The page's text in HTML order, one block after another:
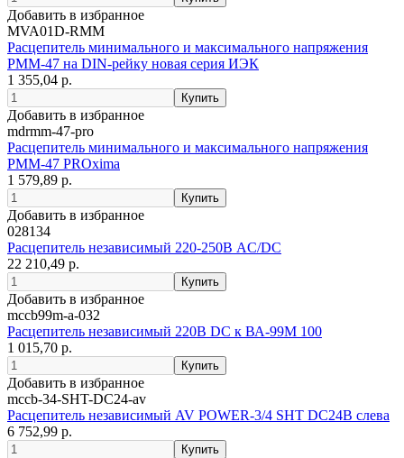
Добавить в избранное
MVA01D-RMM
Расцепитель минимального и максимального напряжения
РММ-47 на DIN-рейку новая серия ИЭК
1 355,04 р.
Добавить в избранное
mdrmm-47-pro
Расцепитель минимального и максимального напряжения
РММ-47 PROxima
1 579,89 р.
Добавить в избранное
028134
Расцепитель независимый 220-250В AC/DC
22 210,49 р.
Добавить в избранное
mccb99m-a-032
Расцепитель независимый 220В DC к ВА-99М 100
1 015,70 р.
Добавить в избранное
mccb-34-SHT-DC24-av
Расцепитель независимый AV POWER-3/4 SHT DC24В слева
6 752,99 р.